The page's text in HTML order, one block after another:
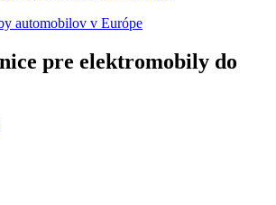
pre elektromobily do